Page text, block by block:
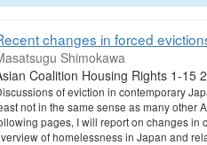
changes in forced
Shimokawa
Coalition Housing Rights 1-15
of eviction in contemporary
not in the same sense as many other
pages, I will report on changes in
of homelessness in Japan and